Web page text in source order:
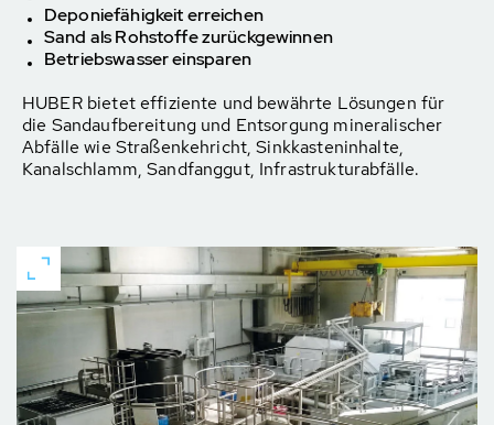
Deponiefähigkeit erreichen
Sand als Rohstoffe zurückgewinnen
Betriebswasser einsparen
HUBER bietet effiziente und bewährte Lösungen für
die Sandaufbereitung und Entsorgung mineralischer
Abfälle wie Straßenkehricht, Sinkkasteninhalte,
Kanalschlamm, Sandfanggut, Infrastrukturabfälle.